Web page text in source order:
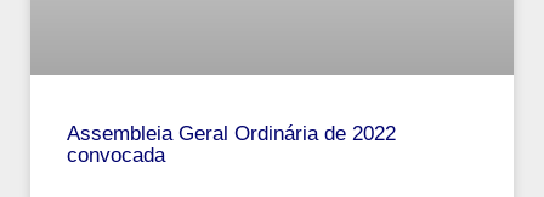
Assembleia Geral Ordinária de 2022
convocada